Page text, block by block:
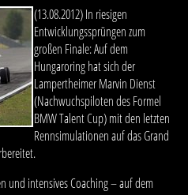
(13.08.2012) In riesigen
Entwicklungssprüngen zum
großen Finale: Auf dem
Hungaroring hat sich der
Lampertheimer Marvin Dienst
(Nachwuchspiloten des Formel
BMW Talent Cup) mit den letzten
Rennsimulationen auf das Grand
und intensives Coaching – auf dem